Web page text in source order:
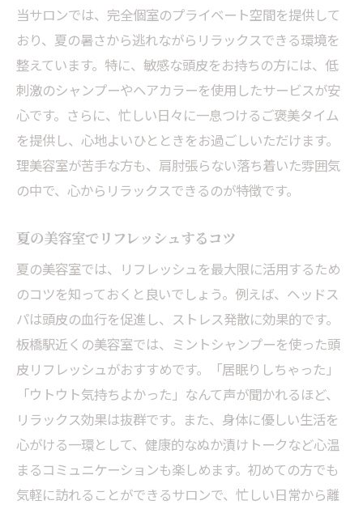
当サロンでは、完全個室のプライベート空間を提供して
おり、夏の暑さから逃れながらリラックスできる環境を
整えています。特に、敏感な頭皮をお持ちの方には、低
刺激のシャンプーやヘアカラーを使用したサービスが安
心です。さらに、忙しい日々に一息つけるご褒美タイム
を提供し、心地よいひとときをお過ごしいただけます。
理美容室が苦手な方も、肩肘張らない落ち着いた雰囲気
の中で、心からリラックスできるのが特徴です。
夏の美容室でリフレッシュするコツ
夏の美容室では、リフレッシュを最大限に活用するため
のコツを知っておくと良いでしょう。例えば、ヘッドス
パは頭皮の血行を促進し、ストレス発散に効果的です。
板橋駅近くの美容室では、ミントシャンプーを使った頭
皮リフレッシュがおすすめです。「居眠りしちゃった」
「ウトウト気持ちよかった」なんて声が聞かれるほど、
リラックス効果は抜群です。また、身体に優しい生活を
心がける一環として、健康的なぬか漬けトークなど心温
まるコミュニケーションも楽しめます。初めての方でも
気軽に訪れることができるサロンで、忙しい日常から離